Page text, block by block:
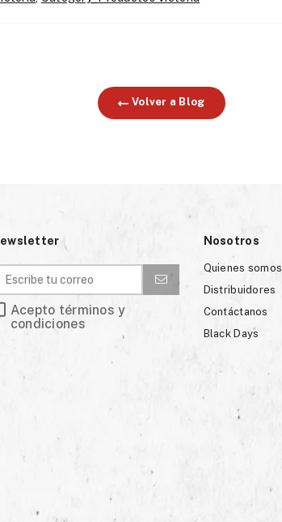
Volver a Blog
Acepto términos y
condiciones
Nosotros
Quienes somos
Distribuidores
Contáctanos
Black Days